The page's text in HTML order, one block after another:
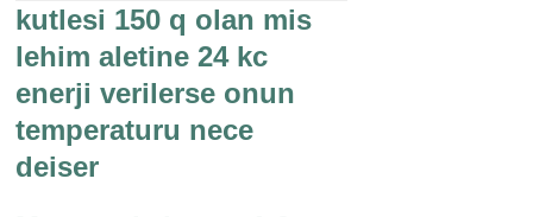
kutlesi 150 q olan mis
lehim aletine 24 kc
enerji verilerse onun
temperaturu nece
deiser